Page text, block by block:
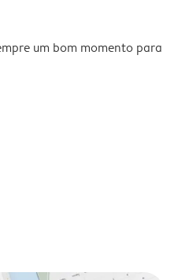
um bom momento para